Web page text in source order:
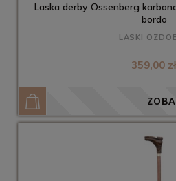
Laska derby Ossenberg
bordo
LASKI
359,00 zł